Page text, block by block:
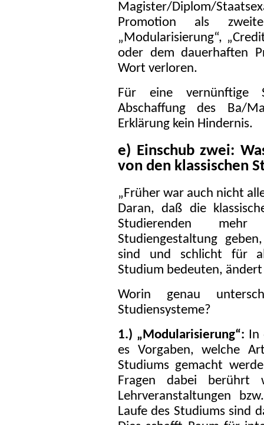
Magister/Diplom/
Promotion als
„Modularisierung“,
oder dem dauerhaften
Wort verloren.
Für eine vernünftige
Abschaffung des Ba/
Erklärung kein Hindernis.
e) Einschub zwei:
von den klassischen
„Früher war auch nicht
Daran, daß die
Studierenden mehr
Studiengestaltung
sind und schlicht für
Studium bedeuten,
Worin genau
Studiensysteme?
1.) „Modularisierung“: In
es Vorgaben, welche
Studiums gemacht
Fragen dabei berührt
Lehrveranstaltungen
Laufe des Studiums sind